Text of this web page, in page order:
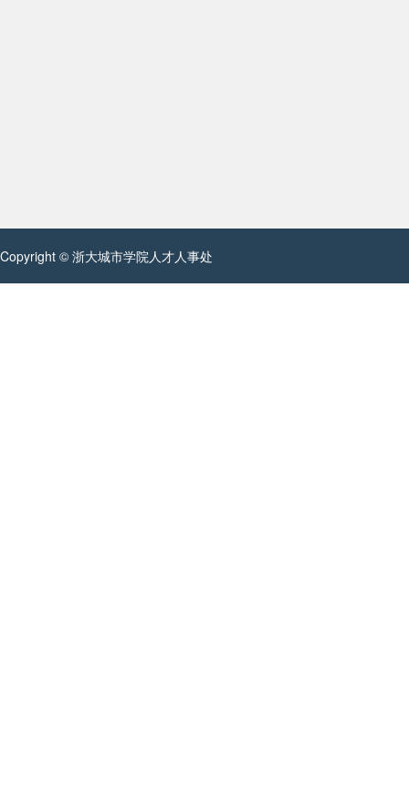
Copyright © 浙大城市学院人才人事处